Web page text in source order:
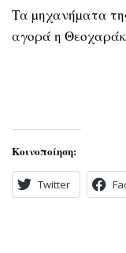
Τα µηχανήµατα
αγορά η
Κοινοποίηση:
Twitter